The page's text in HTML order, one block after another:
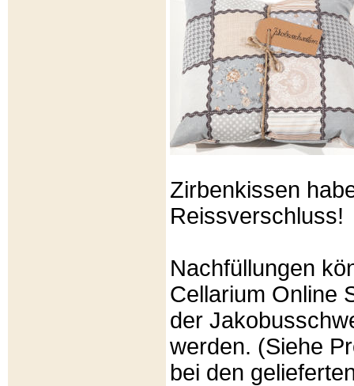
Zirbenkissen
Reissverschluss!
Nachfüllungen
Cellarium Online
der
werden. (Siehe
bei den